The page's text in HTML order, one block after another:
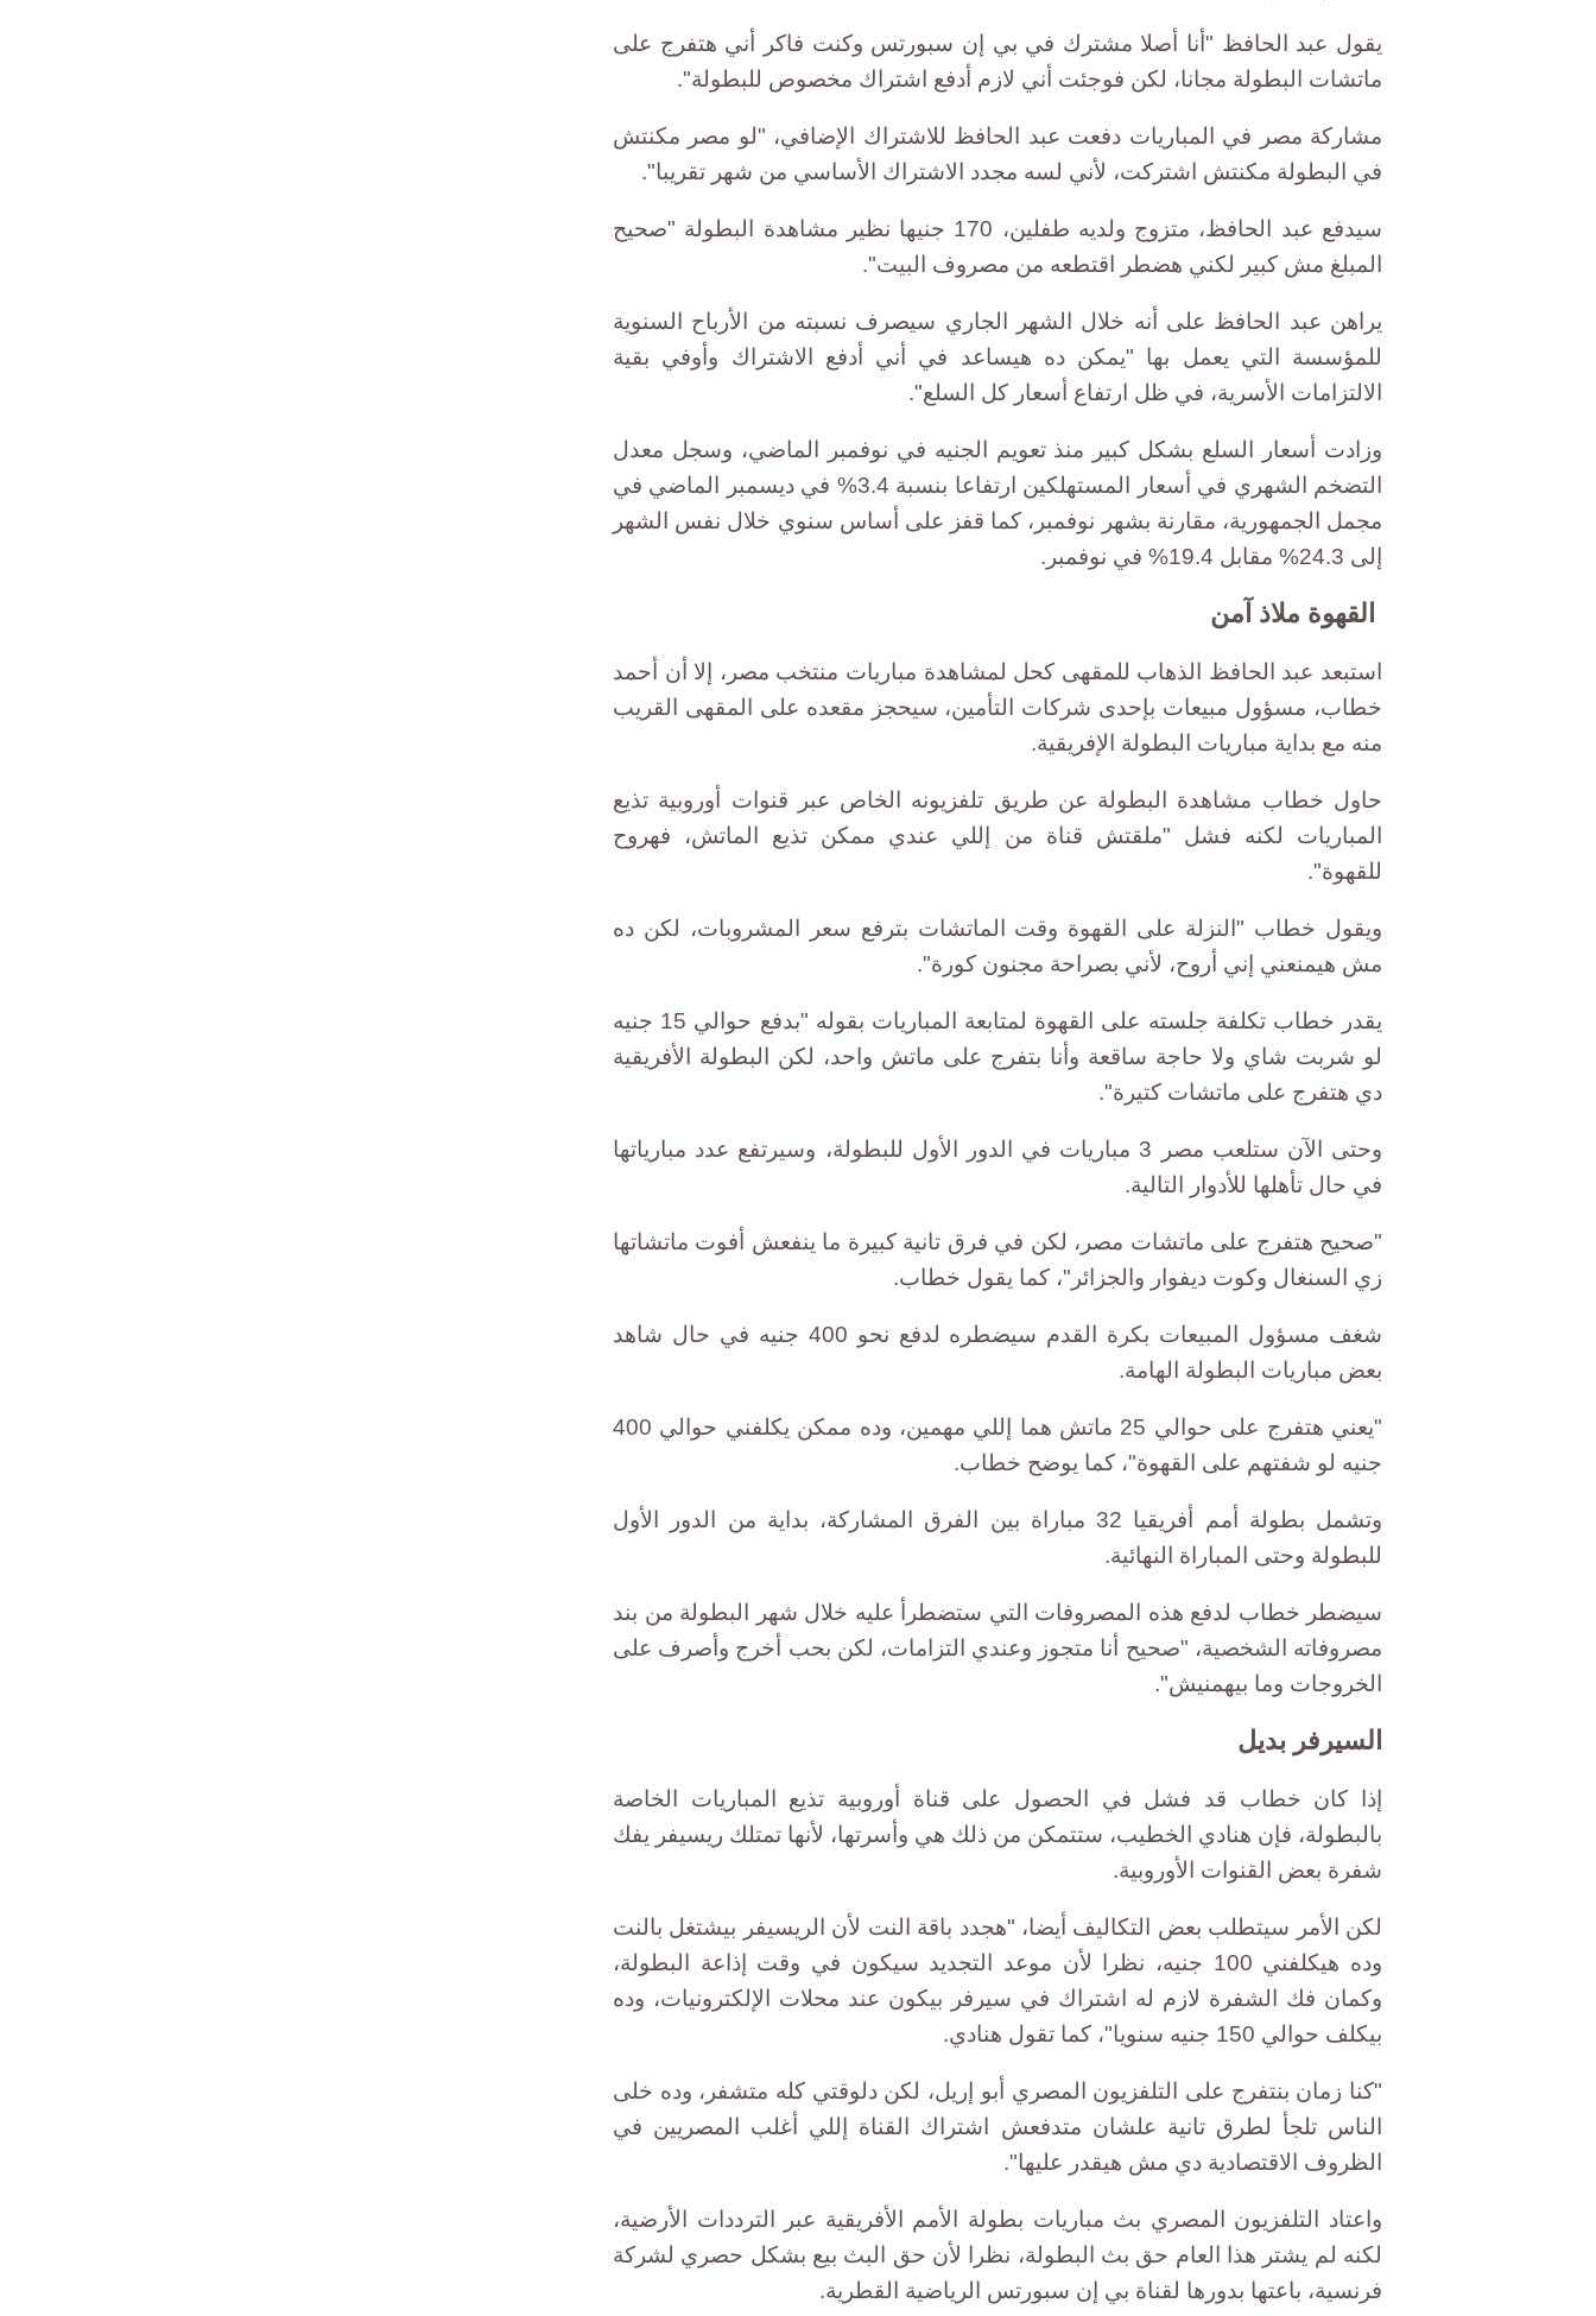
يقول عبد الحافظ "أنا أصلا مشترك في بي إن سبورتس وكنت فاكر أني هتفرج على
ماتشات البطولة مجانا، لكن فوجئت أني لازم أدفع اشتراك مخصوص للبطولة".
مشاركة مصر في المباريات دفعت عبد الحافظ للاشتراك الإضافي، "لو مصر مكنتش
في البطولة مكنتش اشتركت، لأني لسه مجدد الاشتراك الأساسي من شهر تقريبا".
سيدفع عبد الحافظ، متزوج ولديه طفلين، 170 جنيها نظير مشاهدة البطولة "صحيح
المبلغ مش كبير لكني هضطر اقتطعه من مصروف البيت".
يراهن عبد الحافظ على أنه خلال الشهر الجاري سيصرف نسبته من الأرباح السنوية
للمؤسسة التي يعمل بها "يمكن ده هيساعد في أني أدفع الاشتراك وأوفي بقية
الالتزامات الأسرية، في ظل ارتفاع أسعار كل السلع".
وزادت أسعار السلع بشكل كبير منذ تعويم الجنيه في نوفمبر الماضي، وسجل معدل
التضخم الشهري في أسعار المستهلكين ارتفاعا بنسبة 3.4% في ديسمبر الماضي في
مجمل الجمهورية، مقارنة بشهر نوفمبر، كما قفز على أساس سنوي خلال نفس الشهر
إلى 24.3% مقابل 19.4% في نوفمبر.
القهوة ملاذ آمن
استبعد عبد الحافظ الذهاب للمقهى كحل لمشاهدة مباريات منتخب مصر، إلا أن أحمد
خطاب، مسؤول مبيعات بإحدى شركات التأمين، سيحجز مقعده على المقهى القريب
منه مع بداية مباريات البطولة الإفريقية.
حاول خطاب مشاهدة البطولة عن طريق تلفزيونه الخاص عبر قنوات أوروبية تذيع
المباريات لكنه فشل "ملقتش قناة من إللي عندي ممكن تذيع الماتش، فهروح
للقهوة".
ويقول خطاب "النزلة على القهوة وقت الماتشات بترفع سعر المشروبات، لكن ده
مش هيمنعني إني أروح، لأني بصراحة مجنون كورة".
يقدر خطاب تكلفة جلسته على القهوة لمتابعة المباريات بقوله "بدفع حوالي 15 جنيه
لو شربت شاي ولا حاجة ساقعة وأنا بتفرج على ماتش واحد، لكن البطولة الأفريقية
دي هتفرج على ماتشات كتيرة".
وحتى الآن ستلعب مصر 3 مباريات في الدور الأول للبطولة، وسيرتفع عدد مبارياتها
في حال تأهلها للأدوار التالية.
"صحيح هتفرج على ماتشات مصر، لكن في فرق تانية كبيرة ما ينفعش أفوت ماتشاتها
زي السنغال وكوت ديفوار والجزائر"، كما يقول خطاب.
شغف مسؤول المبيعات بكرة القدم سيضطره لدفع نحو 400 جنيه في حال شاهد
بعض مباريات البطولة الهامة.
"يعني هتفرج على حوالي 25 ماتش هما إللي مهمين، وده ممكن يكلفني حوالي 400
جنيه لو شفتهم على القهوة"، كما يوضح خطاب.
وتشمل بطولة أمم أفريقيا 32 مباراة بين الفرق المشاركة، بداية من الدور الأول
للبطولة وحتى المباراة النهائية.
سيضطر خطاب لدفع هذه المصروفات التي ستضطرأ عليه خلال شهر البطولة من بند
مصروفاته الشخصية، "صحيح أنا متجوز وعندي التزامات، لكن بحب أخرج وأصرف على
الخروجات وما بيهمنيش".
السيرفر بديل
إذا كان خطاب قد فشل في الحصول على قناة أوروبية تذيع المباريات الخاصة
بالبطولة، فإن هنادي الخطيب، ستتمكن من ذلك هي وأسرتها، لأنها تمتلك ريسيفر يفك
شفرة بعض القنوات الأوروبية.
لكن الأمر سيتطلب بعض التكاليف أيضا، "هجدد باقة النت لأن الريسيفر بيشتغل بالنت
وده هيكلفني 100 جنيه، نظرا لأن موعد التجديد سيكون في وقت إذاعة البطولة،
وكمان فك الشفرة لازم له اشتراك في سيرفر بيكون عند محلات الإلكترونيات، وده
بيكلف حوالي 150 جنيه سنويا"، كما تقول هنادي.
"كنا زمان بنتفرج على التلفزيون المصري أبو إريل، لكن دلوقتي كله متشفر، وده خلى
الناس تلجأ لطرق تانية علشان متدفعش اشتراك القناة إللي أغلب المصريين في
الظروف الاقتصادية دي مش هيقدر عليها".
واعتاد التلفزيون المصري بث مباريات بطولة الأمم الأفريقية عبر الترددات الأرضية،
لكنه لم يشتر هذا العام حق بث البطولة، نظرا لأن حق البث بيع بشكل حصري لشركة
فرنسية، باعتها بدورها لقناة بي إن سبورتس الرياضية القطرية.